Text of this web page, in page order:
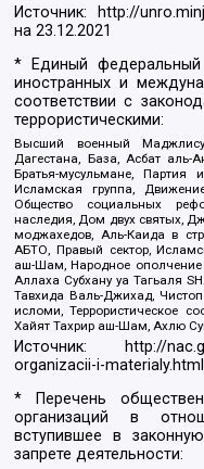
Источник: http://
на23.12.2021
* Единый федеральный
иностранных и
соответствии с
террористическими:
Высший военный
Дагестана, База, Асбат аль-
Братья-мусульмане, Партия
Исламская группа,
Общество социальных
наследия, Дом двух святых,
моджахедов, Аль-Каида в
АБТО, Правый сектор,
аш-Шам, Народное
Аллаха Субхану уа Тагьаля
Тавхида Валь-Джихад,
исломи, Террористическое
Хайят Тахрир аш-Шам, Ахлю
Источник:
http://
organizacii-i-materialy.html
* Перечень
организаций в
вступившее в
запрете деятельности: